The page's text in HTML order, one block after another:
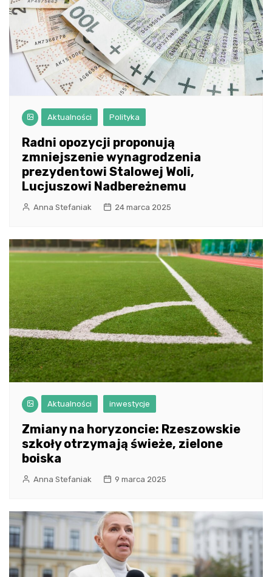
Aktualności Polityka
Radni opozycji proponują
zmniejszenie wynagrodzenia
prezydentowi Stalowej Woli,
Lucjuszowi Nadbereżnemu
Anna Stefaniak 24 marca 2025
Aktualności inwestycje
Zmiany na horyzoncie: Rzeszowskie
szkoły otrzymają świeże, zielone
boiska
Anna Stefaniak 9 marca 2025